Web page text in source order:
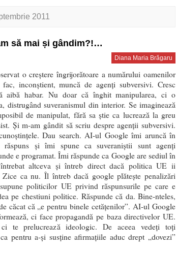
2011
să mai și gândim?!…
Diana Maria Brăgaru
o creștere îngrijorătoare a numărului oamenilor
inconștient, muncă de agenți subversivi. Cresc
aibă habar. Nu doar că înghit manipularea, ci o
distrugând suveranismul din interior. Se imaginează
de manipulat, fără sa știe ca lucrează la greu
Și m-am gândit să scriu despre agenții subversivi.
Dau search. AI-ul Google îmi aruncă în
și îmi spune ca suveraniștii sunt agenți
e programat. Îmi răspunde ca Google are sediul în
altceva și întreb direct dacă politica UE ii
Zice ca nu. Îl întreb dacă google plătește penalizări
politicilor UE privind răspunsurile pe care e
pe chestiuni politice. Răspunde că da. Bine-nteles,
căcat că „e pentru binele cetățenilor”. AI-ul Google
ci face propagandă pe baza directivelor UE.
te prelucrează ideologic. De aceea vedeți toți
pentru a-și susține afirmațiile aduc drept „dovezi”